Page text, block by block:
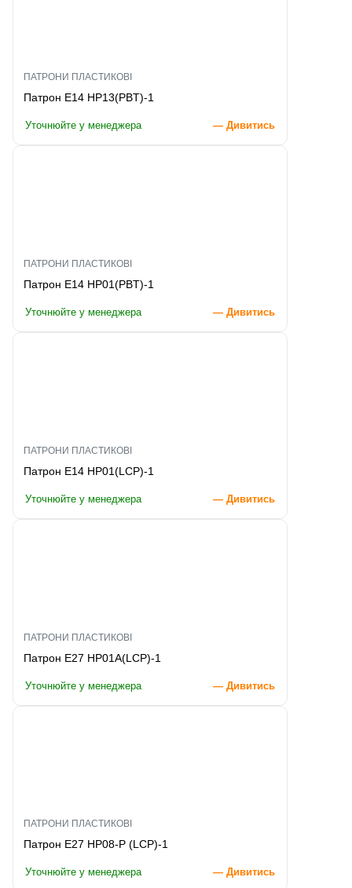
ПАТРОНИ ПЛАСТИКОВІ
Патрон E14 HP13(PBT)-1
Уточнюйте у менеджера — Дивитись
ПАТРОНИ ПЛАСТИКОВІ
Патрон E14 HP01(PBT)-1
Уточнюйте у менеджера — Дивитись
ПАТРОНИ ПЛАСТИКОВІ
Патрон E14 HP01(LCP)-1
Уточнюйте у менеджера — Дивитись
ПАТРОНИ ПЛАСТИКОВІ
Патрон E27 HP01A(LCP)-1
Уточнюйте у менеджера — Дивитись
ПАТРОНИ ПЛАСТИКОВІ
Патрон E27 HP08-P (LCP)-1
Уточнюйте у менеджера — Дивитись